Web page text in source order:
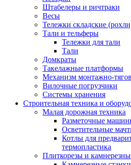
Штабелеры и ричтраки
Весы
Тележки складские
Тали и тельферы
Тележки для тали
Тали
Домкраты
Такелажные платформы
Механизм монтажно-
Вилочные погрузчики
Системы хранения
Строительная техника и
Малая дорожная техника
Разметочные
Осветительные
Котлы для
термопластика
Плиткорезы и